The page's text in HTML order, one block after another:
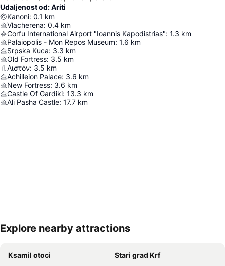
Udaljenost od: Ariti
Kanoni: 0.1 km
Vlacherena: 0.4 km
Corfu International Airport "Ioannis Kapodistrias": 1.3 km
Palaiopolis - Mon Repos Museum: 1.6 km
Srpska Kuca: 3.3 km
Old Fortress: 3.5 km
Λιστόν: 3.5 km
Achilleion Palace: 3.6 km
New Fortress: 3.6 km
Castle Of Gardiki: 13.3 km
Ali Pasha Castle: 17.7 km
Explore nearby attractions
Ksamil otoci
Stari grad Krf